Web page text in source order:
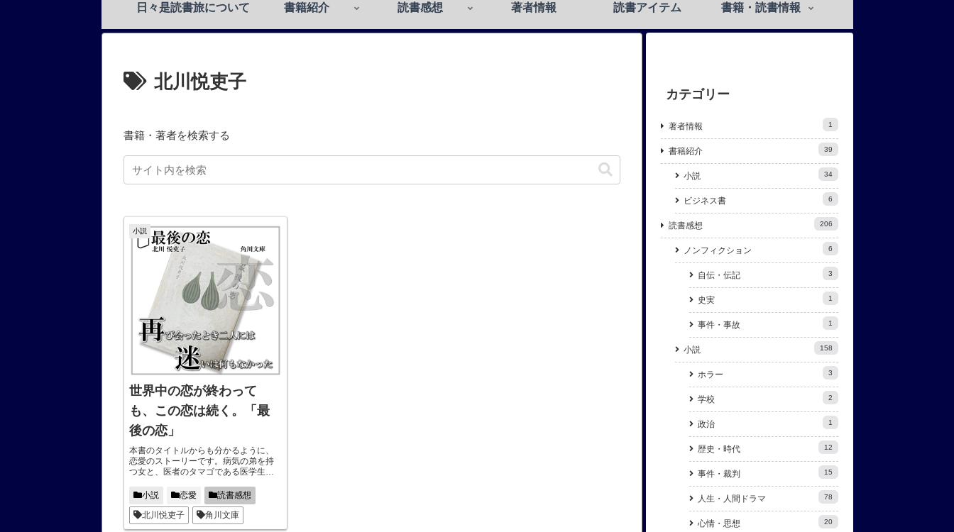
日々是読書旅について 書籍紹介 読書感想 著者情報 読書アイテム 書籍・読書情報
北川悦吏子
書籍・著者を検索する
小説
世界中の恋が終わって
も、この恋は続く。「最
後の恋」
本書のタイトルからも分かるように、
恋愛のストーリーです。病気の弟を持
つ女と、医者のタマゴである医学生の
悲しい出来事や過去の過ちを乗り越え
二人がたどり着いた愛の形とは？その
結末に涙する。
小説 恋愛
読書感想
北川悦吏子
角川文庫
カテゴリー
著者情報 1
書籍紹介 39
小説 34
ビジネス書 6
読書感想 206
ノンフィクション 6
自伝・伝記 3
史実 1
事件・事故 1
小説 158
ホラー 3
学校 2
政治 1
歴史・時代 12
事件・裁判 15
人生・人間ドラマ 78
心情・思想 20